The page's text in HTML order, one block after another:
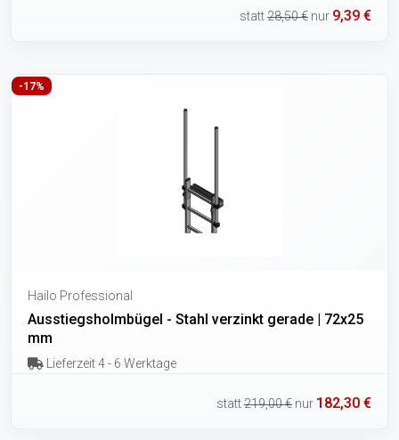
statt28,50 € nur 9,39 €
-17%
Hailo Professional
Ausstiegsholmbügel - Stahl verzinkt gerade | 72x25
mm
Lieferzeit 4 - 6 Werktage
statt219,00 € nur 182,30 €